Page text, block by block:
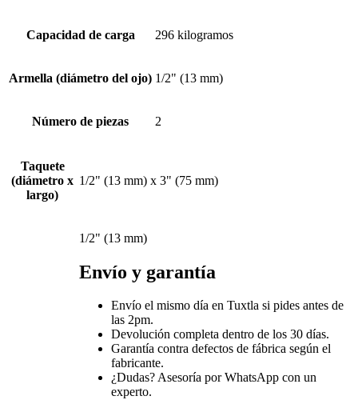
Capacidad de carga 296 kilogramos
Armella (diámetro del ojo) 1/2" (13 mm)
Número de piezas 2
Taquete
(diámetro x
largo)
1/2" (13 mm) x 3" (75 mm)
1/2" (13 mm)
Envío y garantía
Envío el mismo día en Tuxtla si pides antes de
las 2pm.
Devolución completa dentro de los 30 días.
Garantía contra defectos de fábrica según el
fabricante.
¿Dudas? Asesoría por WhatsApp con un
experto.